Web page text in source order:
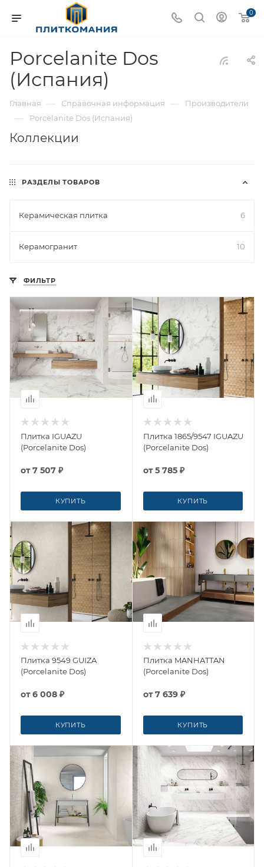
0
Porcelanite Dos
(Испания)
Главная — Справочная информация — Производители
— Porcelanite Dos (Испания)
Коллекции
РАЗДЕЛЫ ТОВАРОВ
Керамическая плитка 6
Керамогранит 10
ФИЛЬТР
Плитка IGUAZU
(Porcelanite Dos)
от7 507 ₽
КУПИТЬ
Плитка 1865/9547 IGUAZU
(Porcelanite Dos)
от5 785 ₽
КУПИТЬ
Плитка 9549 GUIZA
(Porcelanite Dos)
от6 008 ₽
КУПИТЬ
Плитка MANHATTAN
(Porcelanite Dos)
от7 639 ₽
КУПИТЬ